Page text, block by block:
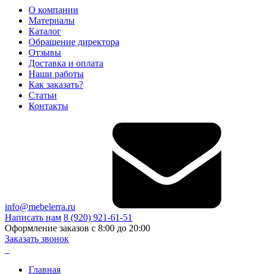
О компании
Материалы
Каталог
Обращение директора
Отзывы
Доставка и оплата
Наши работы
Как заказать?
Статьи
Контакты
info@mebelerra.ru
Написать нам 8 (920) 921-61-51
Оформление заказов с 8:00 до 20:00
Заказать звонок
Главная